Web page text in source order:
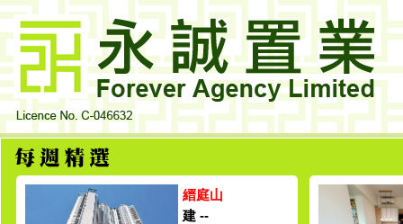
縉庭山
建 --